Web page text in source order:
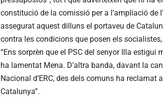
constitució de la comissió per a l’ampliació de
assegurat aquest dilluns el portaveu de
contra les condicions que posen els
“Ens sorprèn que el PSC del senyor Illa estigui
ha lamentat Mena. D’altra banda, davant la
Nacional d’ERC, des dels comuns ha reclamat
Catalunya”.